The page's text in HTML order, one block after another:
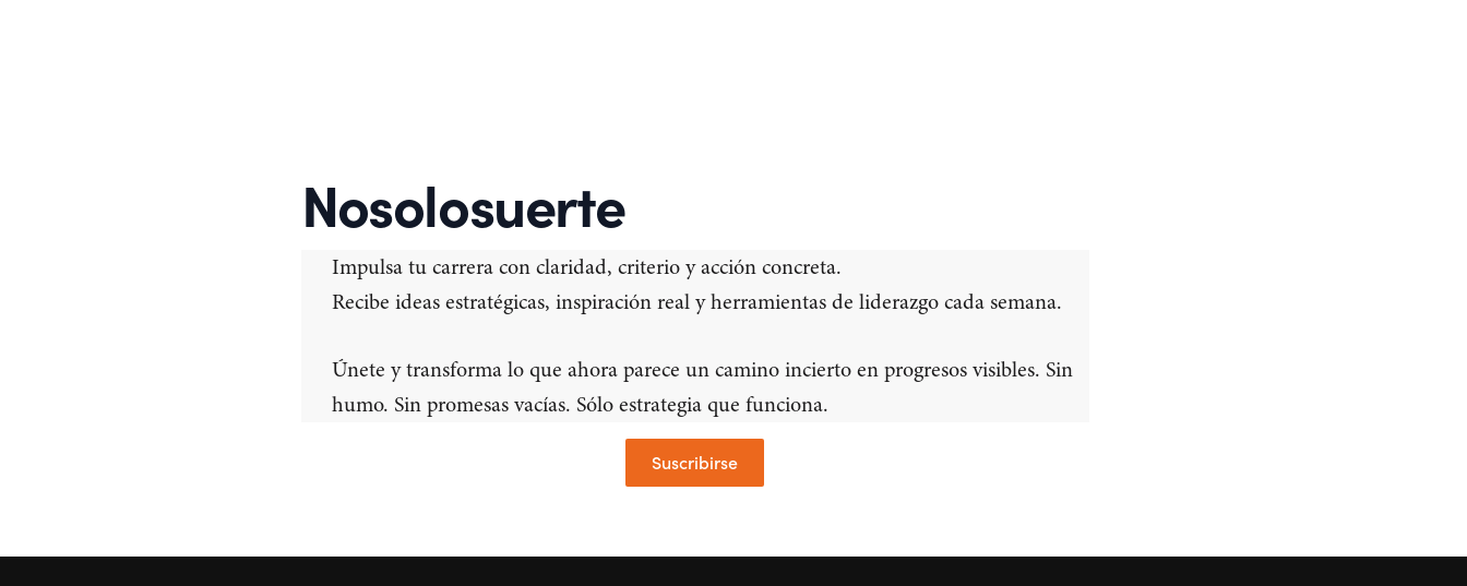
Nosolosuerte
Impulsa tu carrera con claridad, criterio y acción concreta.
Recibe ideas estratégicas, inspiración real y herramientas de liderazgo cada semana.
Únete y transforma lo que ahora parece un camino incierto en progresos visibles. Sin
humo. Sin promesas vacías. Sólo estrategia que funciona.
Suscribirse